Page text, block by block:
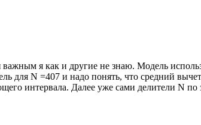
я как и другие не знаю. Модель
для N =407 и надо понять, что средний
интервала. Далее уже сами делители N по